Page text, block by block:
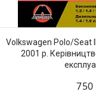
Volkswagen Polo/Seat
2001 р.
750